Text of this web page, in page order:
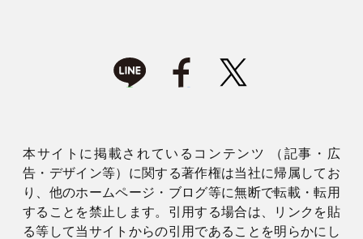
本サイトに掲載されているコンテンツ （記事・広
告・デザイン等）に関する著作権は当社に帰属してお
り、他のホームページ・ブログ等に無断で転載・転用
することを禁止します。引用する場合は、リンクを貼
る等して当サイトからの引用であることを明らかにし